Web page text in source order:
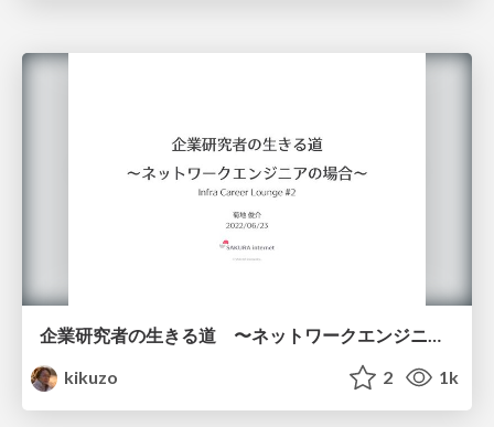
企業研究者の生きる道 〜ネットワークエンジニアの場合〜
kikuzo
2 1k